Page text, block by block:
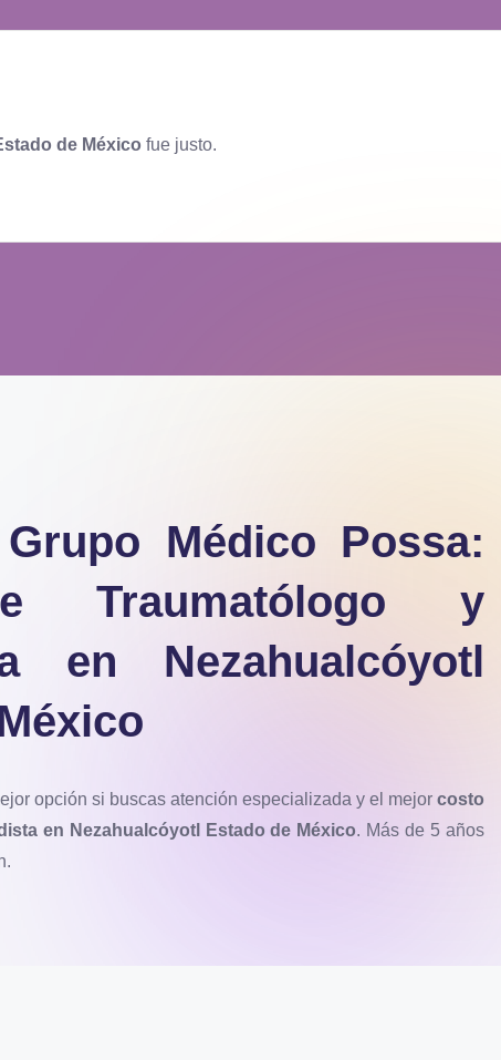
de México fue justo.
Médico Possa:
Traumatólogo y
en Nezahualcóyotl
opción si buscas atención especializada y el mejor costo
en Nezahualcóyotl Estado de México. Más de 5 años